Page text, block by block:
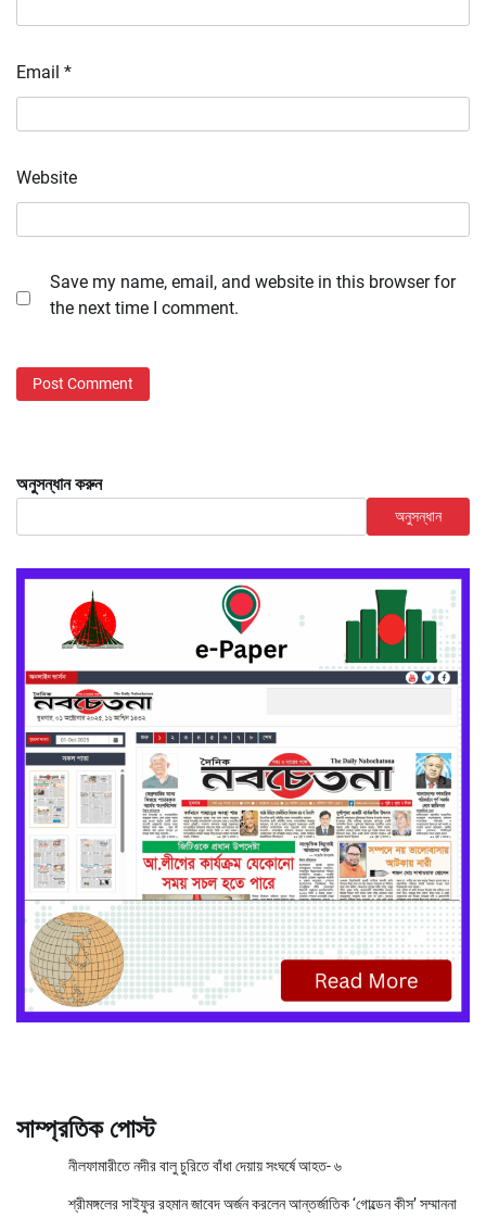
Email *
Website
Save my name, email, and website in this browser for
the next time I comment.
অনুসন্ধান করুন
অনুসন্ধান
সাম্প্রতিক পোস্ট
নীলফামারীতে নদীর বালু চুরিতে বাঁধা দেয়ায় সংঘর্ষে আহত- ৬
শ্রীমঙ্গলের সাইফুর রহমান জাবেদ অর্জন করলেন আন্তর্জাতিক ‘গোল্ডেন কীস’ সম্মাননা